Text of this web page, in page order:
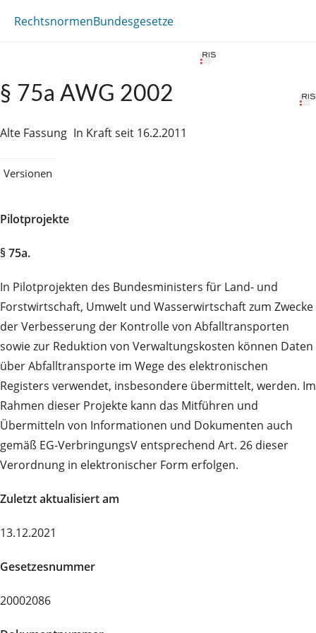
RechtsnormenBundesgesetze
§ 75a AWG 2002
Alte Fassung In Kraft seit 16.2.2011
Versionen
Pilotprojekte
§ 75a.
In Pilotprojekten des Bundesministers für Land- und
Forstwirtschaft, Umwelt und Wasserwirtschaft zum Zwecke
der Verbesserung der Kontrolle von Abfalltransporten
sowie zur Reduktion von Verwaltungskosten können Daten
über Abfalltransporte im Wege des elektronischen
Registers verwendet, insbesondere übermittelt, werden. Im
Rahmen dieser Projekte kann das Mitführen und
Übermitteln von Informationen und Dokumenten auch
gemäß EG-VerbringungsV entsprechend Art. 26 dieser
Verordnung in elektronischer Form erfolgen.
Zuletzt aktualisiert am
13.12.2021
Gesetzesnummer
20002086